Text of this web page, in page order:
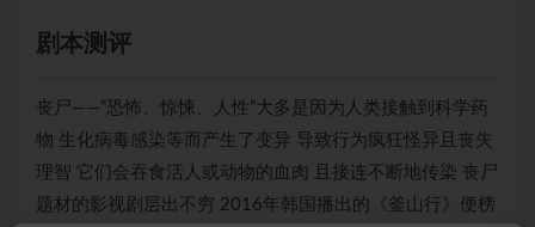
剧本测评
丧尸——“恐怖、惊悚、人性”大多是因为人类接触到科学药
物 生化病毒感染等而产生了变异 导致行为疯狂怪异且丧失
理智 它们会吞食活人或动物的血肉 且接连不断地传染 丧尸
题材的影视剧层出不穷 2016年韩国播出的《釜山行》便榜